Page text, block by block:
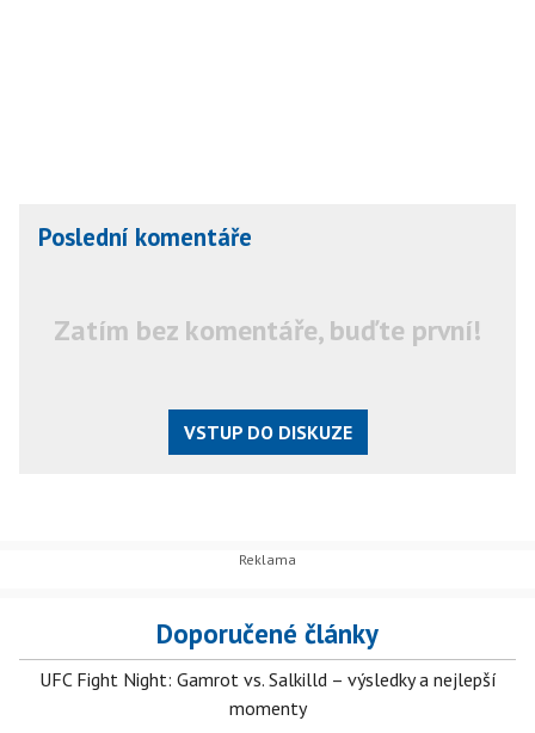
Poslední komentáře
Zatím bez komentáře, buďte první!
VSTUP DO DISKUZE
Doporučené články
UFC Fight Night: Gamrot vs. Salkilld – výsledky a nejlepší
momenty